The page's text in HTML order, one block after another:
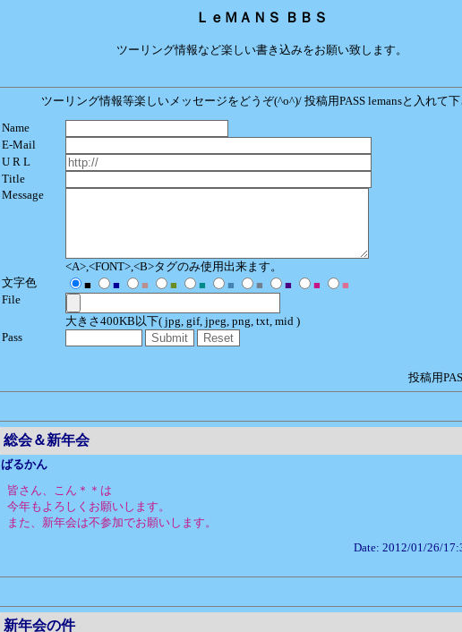
ＬｅＭＡＮＳ ＢＢＳ
ツーリング情報など楽しい書き込みをお願い致します。
ツーリング情報等楽しいメッセージをどうぞ(^o^)/ 投稿用PASS lemansと入れて
Name
E-Mail
U R L
Title
Message
<A>,<FONT>,<B>タグのみ使用出来ます。
文字色
■ ■ ■ ■ ■ ■ ■ ■ ■
■
File
大きさ400KB以下( jpg, gif, jpeg, png, txt, mid )
Pass
投稿用
総会＆新年会
ばるかん
皆さん、こん＊＊は
今年もよろしくお願いします。
また、新年会は不参加でお願いします。
Date: 2012/01/26/
新年会の件